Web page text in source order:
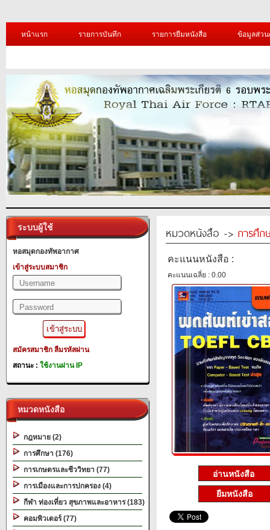
หน้าแรก รายการบันทึก รายการยืมหนังสือ ข้อมูลส่ว
ระบบผู้ใช้
หอสมุดกองทัพอากาศ
เข้าสู่ระบบสมาชิก
สมัครสมาชิก ลืมรหัสผ่าน
สถานะ : ใช้งานผ่าน IP
หมวดหนังสือ
กฎหมาย (2)
การศึกษา (176)
การเกษตรและชีววิทยา (77)
การเมืองและการปกครอง (4)
กีฬา ท่องเที่ยว สุขภาพและอาหาร (183)
คอมพิวเตอร์ (77)
หมวดหนังสือ -> การศึก
คะแนนหนังสือ :
คะแนนเฉลี่ย : 0.00
ยืมหนังสือ